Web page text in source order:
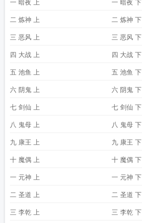
一 暗夜 上 一 暗夜 下
二 炼神 上 二 炼神 下
三 恶风 上 三 恶风 下
四 大战 上 四 大战 下
五 池鱼 上 五 池鱼 下
六 阴鬼 上 六 阴鬼 下
七 剑仙 上 七 剑仙 下
八 鬼母 上 八 鬼母 下
九 康王 上 九 康王 下
十 魔偶 上 十 魔偶 下
一 元神 上 一 元神 下
二 圣道 上 二 圣道 下
三 李乾 上 三 李乾 下